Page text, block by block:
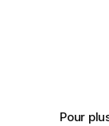
Pour